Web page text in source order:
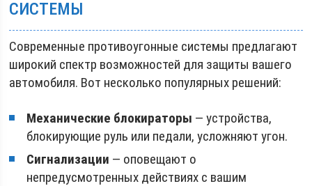
СИСТЕМЫ
Современные противоугонные системы предлагают
широкий спектр возможностей для защиты вашего
автомобиля. Вот несколько популярных решений:
Механические блокираторы — устройства,
блокирующие руль или педали, усложняют угон.
Сигнализации — оповещают о
непредусмотренных действиях с вашим